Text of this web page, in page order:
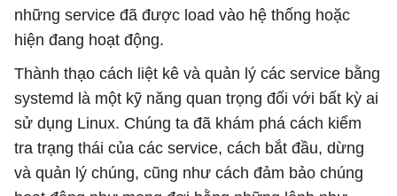
những service đã được load vào hệ thống hoặc
hiện đang hoạt động.
Thành thạo cách liệt kê và quản lý các service bằng
systemd là một kỹ năng quan trọng đối với bất kỳ ai
sử dụng Linux. Chúng ta đã khám phá cách kiểm
tra trạng thái của các service, cách bắt đầu, dừng
và quản lý chúng, cũng như cách đảm bảo chúng